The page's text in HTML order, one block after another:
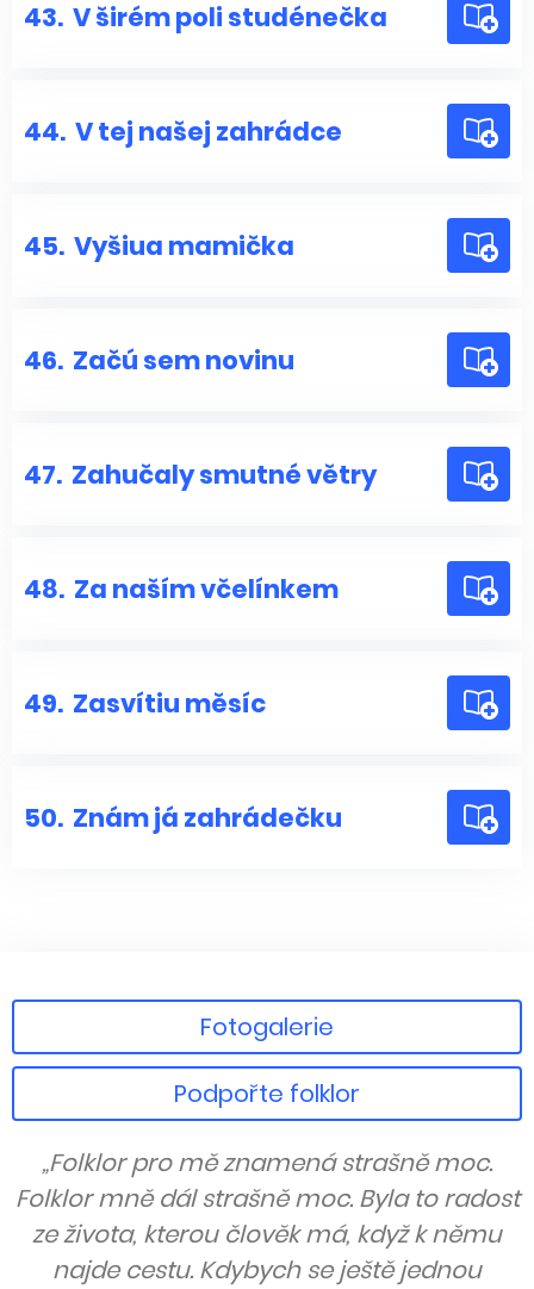
43. V širém poli studénečka
44. V tej našej zahrádce
45. Vyšiua mamička
46. Začú sem novinu
47. Zahučaly smutné větry
48. Za naším včelínkem
49. Zasvítiu měsíc
50. Znám já zahrádečku
Fotogalerie
Podpořte folklor
„Folklor pro mě znamená strašně moc.
Folklor mně dál strašně moc. Byla to radost
ze života, kterou člověk má, když k němu
najde cestu. Kdybych se ještě jednou